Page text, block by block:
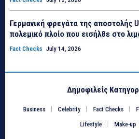
Γερμανική φρεγάτα της αποστολής
πολεμικό πλοίο που εισήλθε στο
Fact Checks July 14, 2026
Δημοφιλείς
Business Celebrity Fact Checks
Lifestyle Make-up